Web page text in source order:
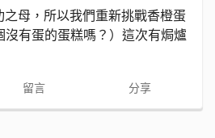
母，所以我們重新挑戰香橙蛋
沒有蛋的蛋糕嗎？）這次有焗爐
留言 分享